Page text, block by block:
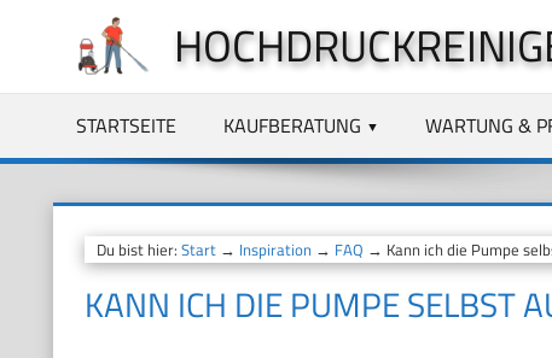
springen
STARTSEITE KAUFBERATUNG WARTUNG &
Du bist hier: Start→ Inspiration→ FAQ → Kann ich die Pumpe
KANN ICH DIE PUMPE SELBST